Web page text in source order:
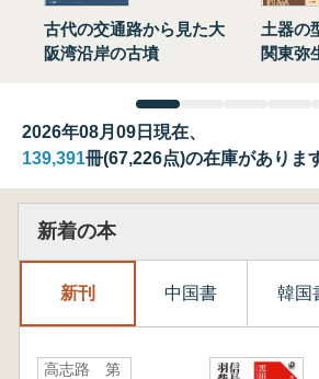
古代の交通路から見た大
阪湾沿岸の古墳
土器の
関東弥
2026年08月09日現在、
139,391冊(67,226点)の在庫がありま
新着の本
新刊 中国書 韓国
高志路 第